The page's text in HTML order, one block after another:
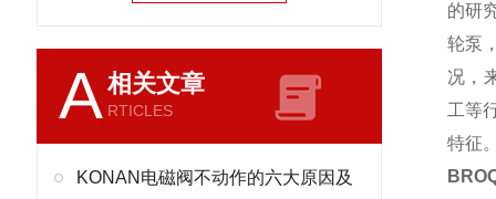
A相关文章
RTICLES
KONAN电磁阀不动作的六大原因及
的研
轮泵
况，
工等
特征